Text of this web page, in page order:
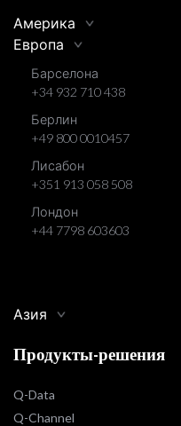
Америка
Европа
Барселона
+34 932 710 438
Берлин
+49 800 0010457
Лисабон
+351 913 058 508
Лондон
+44 7798 603603
Азия
Продукты-решения
Q-Data
Q-Channel